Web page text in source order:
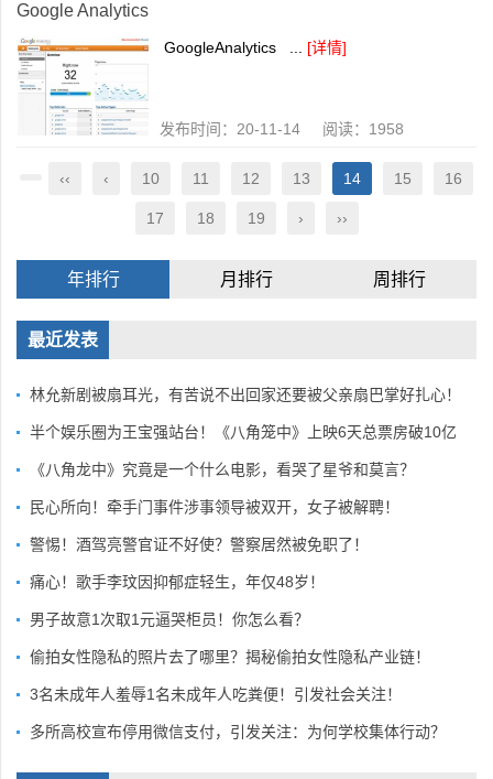
Google Analytics
GoogleAnalytics ... [详情]
发布时间：20-11-14 阅读：1958
‹‹ ‹ 10 11 12 13 14 15 16
17 18 19 › ››
年排行 月排行 周排行
最近发表
林允新剧被扇耳光，有苦说不出回家还要被父亲扇巴掌好扎心！
半个娱乐圈为王宝强站台！《八角笼中》上映6天总票房破10亿
《八角龙中》究竟是一个什么电影，看哭了星爷和莫言？
民心所向！牵手门事件涉事领导被双开，女子被解聘！
警惕！酒驾亮警官证不好使？警察居然被免职了！
痛心！歌手李玟因抑郁症轻生，年仅48岁！
男子故意1次取1元逼哭柜员！你怎么看？
偷拍女性隐私的照片去了哪里？揭秘偷拍女性隐私产业链！
3名未成年人羞辱1名未成年人吃粪便！引发社会关注！
多所高校宣布停用微信支付，引发关注：为何学校集体行动？